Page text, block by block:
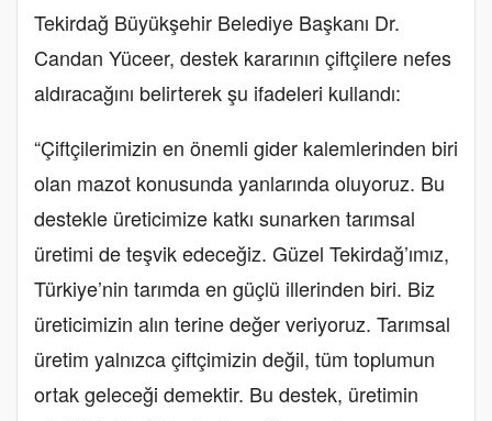
Tekirdağ Büyükşehir Belediye Başkanı Dr.
Candan Yüceer, destek kararının çiftçilere nefes
aldıracağını belirterek şu ifadeleri kullandı:
“Çiftçilerimizin en önemli gider kalemlerinden biri
olan mazot konusunda yanlarında oluyoruz. Bu
destekle üreticimize katkı sunarken tarımsal
üretimi de teşvik edeceğiz. Güzel Tekirdağ’ımız,
Türkiye’nin tarımda en güçlü illerinden biri. Biz
üreticimizin alın terine değer veriyoruz. Tarımsal
üretim yalnızca çiftçimizin değil, tüm toplumun
ortak geleceği demektir. Bu destek, üretimin